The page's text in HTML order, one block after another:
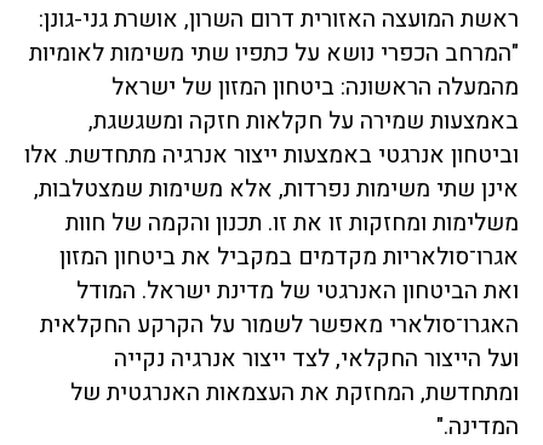
ראשת המועצה האזורית דרום השרון, אושרת גני-גונן:
"המרחב הכפרי נושא על כתפיו שתי משימות לאומיות
מהמעלה הראשונה: ביטחון המזון של ישראל
באמצעות שמירה על חקלאות חזקה ומשגשגת,
וביטחון אנרגטי באמצעות ייצור אנרגיה מתחדשת. אלו
אינן שתי משימות נפרדות, אלא משימות שמצטלבות,
משלימות ומחזקות זו את זו. תכנון והקמה של חוות
אגרו־סולאריות מקדמים במקביל את ביטחון המזון
ואת הביטחון האנרגטי של מדינת ישראל. המודל
האגרו־סולארי מאפשר לשמור על הקרקע החקלאית
ועל הייצור החקלאי, לצד ייצור אנרגיה נקייה
ומתחדשת, המחזקת את העצמאות האנרגטית של
המדינה."